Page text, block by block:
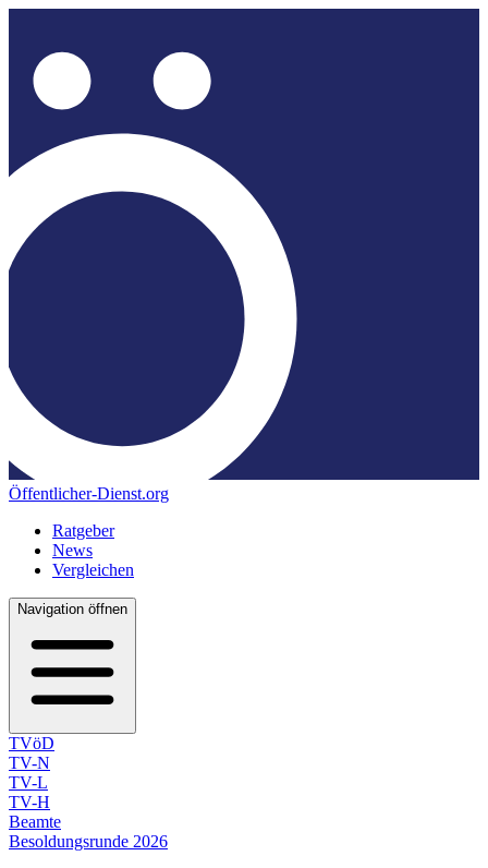
Öffentlicher-Dienst.org
Ratgeber
News
Vergleichen
Navigation öffnen
TVöD
TV-N
TV-L
TV-H
Beamte
Besoldungsrunde 2026